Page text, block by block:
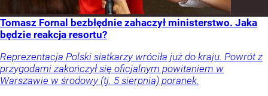
Tomasz Fornal bezbłędnie zahaczył ministerstwo. Jaka
będzie reakcja resortu?
Reprezentacja Polski siatkarzy wróciła już do kraju. Powrót z
przygodami zakończył się oficjalnym powitaniem w
Warszawie w środowy (tj. 5 sierpnia) poranek.